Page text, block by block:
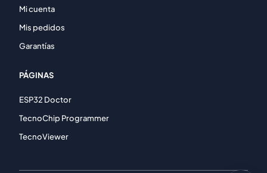
Mi cuenta
Mis pedidos
Garantías
PÁGINAS
ESP32 Doctor
TecnoChip Programmer
TecnoViewer